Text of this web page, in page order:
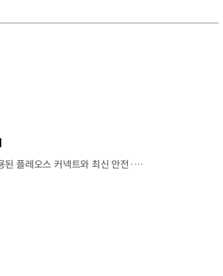
'아트 오브 스틸'로 완성한 정교한 디자인,모든 트림에 적용된 플레오스 커넥트와 최신 안전·편의 사양까지. 차급 이상의 가치를 담은디 올 뉴 아반떼가 계약을 시작했습니다. #현대자동차 #디올뉴아반떼 #아반떼 #플레오스커넥트 #GleoAI #준중형세단 #세단